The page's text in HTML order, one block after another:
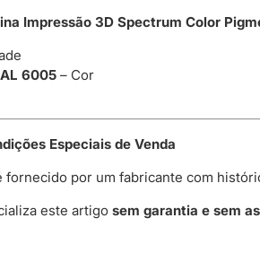
Impressão 3D Spectrum Color
6005– Cor
Especiais de Venda
fornecido por um fabricante com
este artigosem garantia e sem